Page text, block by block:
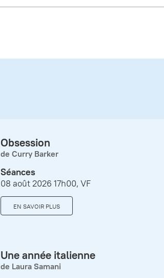
Obsession
de Curry Barker
Séances
08 août 2026 17h00, VF
EN SAVOIR PLUS
Une année italienne
de Laura Samani